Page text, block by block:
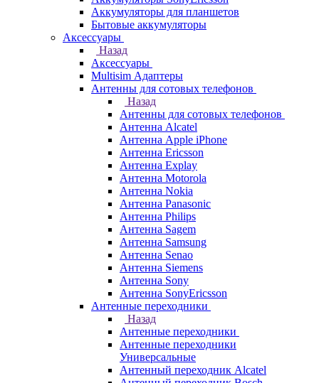
Аккумуляторы для планшетов
Бытовые аккумуляторы
Аксессуары
Назад
Аксессуары
Multisim Адаптеры
Антенны для сотовых телефонов
Назад
Антенны для сотовых телефонов
Антенна Alcatel
Антенна Apple iPhone
Антенна Ericsson
Антенна Explay
Антенна Motorola
Антенна Nokia
Антенна Panasonic
Антенна Philips
Антенна Sagem
Антенна Samsung
Антенна Senao
Антенна Siemens
Антенна Sony
Антенна SonyEricsson
Антенные переходники
Назад
Антенные переходники
Антенные переходники
Универсальные
Антенный переходник Alcatel